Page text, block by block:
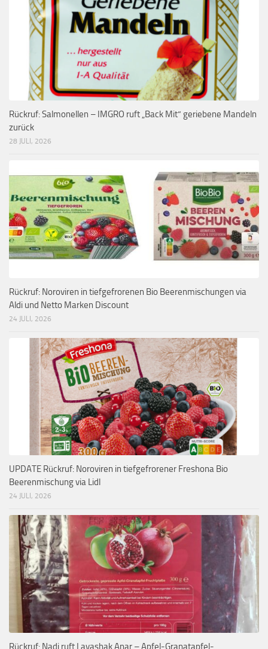
Rückruf: Salmonellen – IMGRO ruft „Back Mit“ geriebene Mandeln
zurück
28 JULI, 2026
Rückruf: Noroviren in tiefgefrorenen Bio Beerenmischungen via
Aldi und Netto Marken Discount
24 JULI, 2026
UPDATE Rückruf: Noroviren in tiefgefrorener Freshona Bio
Beerenmischung via Lidl
24 JULI, 2026
Rückruf: Nadi ruft Lavashak Anar – Apfel-Granatapfel-